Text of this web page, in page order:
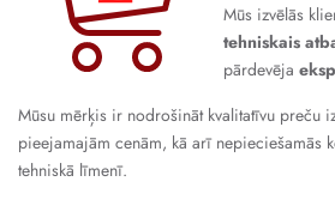
Mūs izvēlās
tehniskais
pārdevēja
Mūsu mērķis ir nodrošināt kvalitatīvu preču
pieejamajām cenām, kā arī nepieciešamās
tehniskā līmenī.